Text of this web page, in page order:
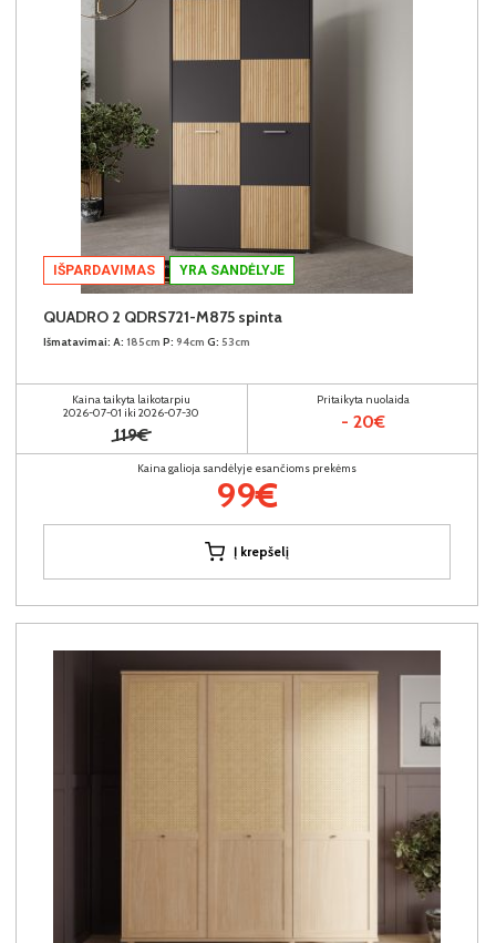
IŠPARDAVIMAS YRA SANDĖLYJE
QUADRO 2 QDRS721-M875 spinta
Išmatavimai: A: 185cm P: 94cm G: 53cm
Kaina taikyta laikotarpiu
2026-07-01 iki 2026-07-30
119€
Pritaikyta nuolaida
- 20€
Kaina galioja sandėlyje esančioms prekėms
99€
Į krepšelį